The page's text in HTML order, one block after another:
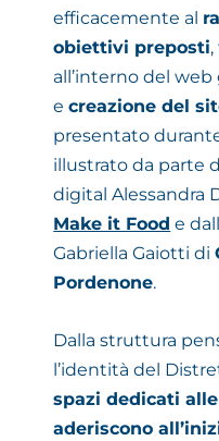
efficacemente al
obiettivi preposti
all’interno del
ecreazione del
presentato
illustrato da parte
digital Alessandra
Make it Food e
Gabriella Gaiotti di
Pordenone.
Dalla struttura
l’identità del
spazi dedicati
aderiscono